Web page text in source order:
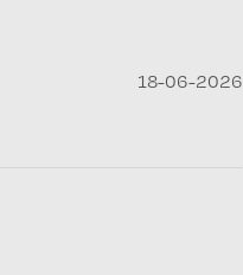
18-06-2026